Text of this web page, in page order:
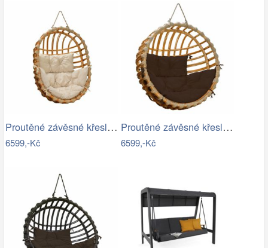
Proutěné závěsné křeslo Lena, přírodní…
6599,-Kč
Proutěné závěsné křeslo Elis, přírodní…
6599,-Kč